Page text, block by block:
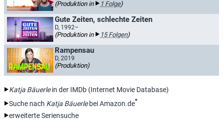
(Produktion in 1 Folge)
Gute Zeiten, schlechte Zeiten
D, 1992–
(Produktion in 15 Folgen)
Rampensau
D, 2019
(Produktion)
Katja Bäuerlein der IMDb (Internet Movie Database)
Suche nach Katja Bäuerlebei Amazon.de*
erweiterte Seriensuche